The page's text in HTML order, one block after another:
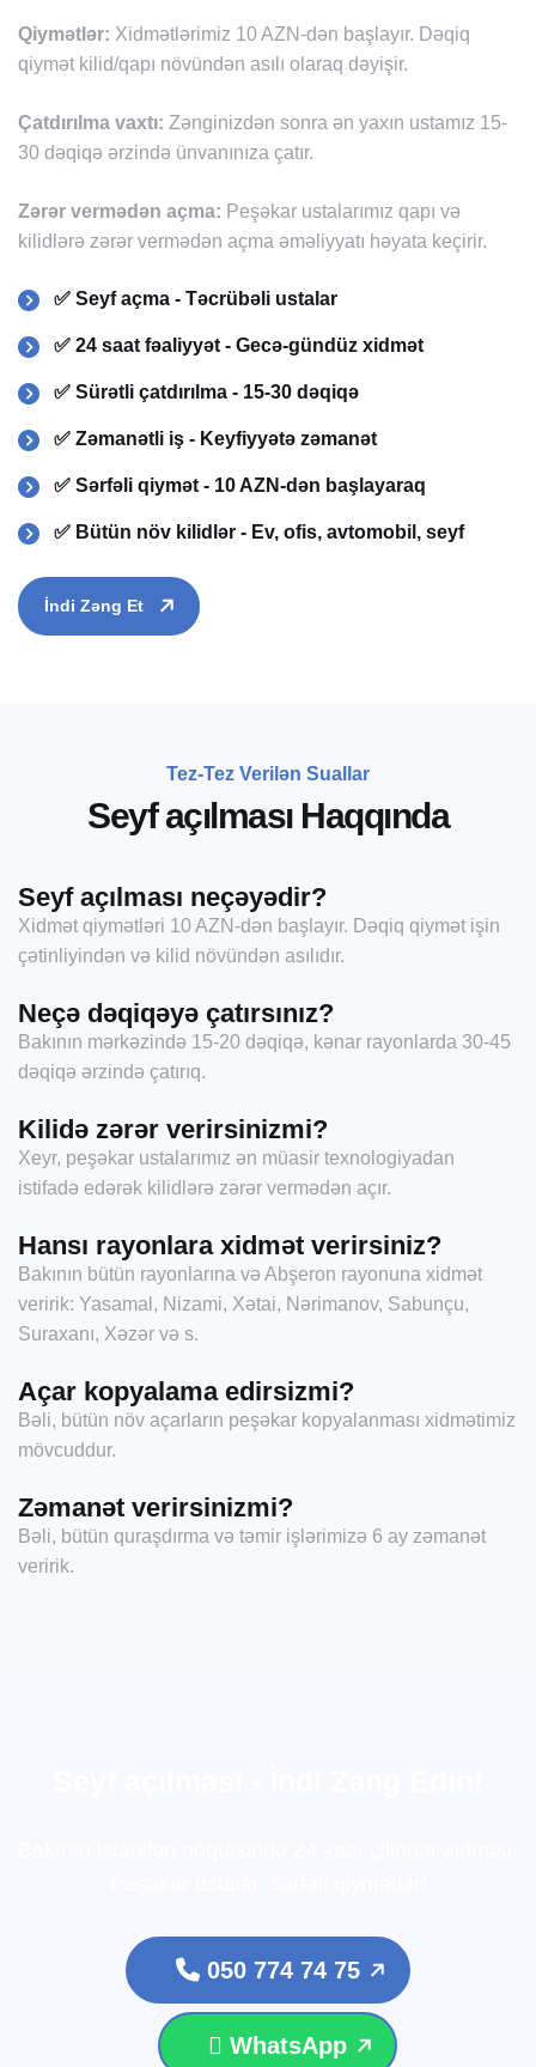
Qiymətlər: Xidmətlərimiz 10 AZN-dən başlayır. Dəqiq
qiymət kilid/qapı növündən asılı olaraq dəyişir.
Çatdırılma vaxtı: Zənginizdən sonra ən yaxın ustamız 15-
30 dəqiqə ərzində ünvanınıza çatır.
Zərər vermədən açma: Peşəkar ustalarımız qapı və
kilidlərə zərər vermədən açma əməliyyatı həyata keçirir.
✅ Seyf açma - Təcrübəli ustalar
✅ 24 saat fəaliyyət - Gecə-gündüz xidmət
✅ Sürətli çatdırılma - 15-30 dəqiqə
✅ Zəmanətli iş - Keyfiyyətə zəmanət
✅ Sərfəli qiymət - 10 AZN-dən başlayaraq
✅ Bütün növ kilidlər - Ev, ofis, avtomobil, seyf
İndi Zəng Et
Tez-Tez Verilən Suallar
Seyf açılması Haqqında
Seyf açılması neçəyədir?
Xidmət qiymətləri 10 AZN-dən başlayır. Dəqiq qiymət işin
çətinliyindən və kilid növündən asılıdır.
Neçə dəqiqəyə çatırsınız?
Bakının mərkəzində 15-20 dəqiqə, kənar rayonlarda 30-45
dəqiqə ərzində çatırıq.
Kilidə zərər verirsinizmi?
Xeyr, peşəkar ustalarımız ən müasir texnologiyadan
istifadə edərək kilidlərə zərər vermədən açır.
Hansı rayonlara xidmət verirsiniz?
Bakının bütün rayonlarına və Abşeron rayonuna xidmət
veririk: Yasamal, Nizami, Xətai, Nərimanov, Sabunçu,
Suraxanı, Xəzər və s.
Açar kopyalama edirsizmi?
Bəli, bütün növ açarların peşəkar kopyalanması xidmətimiz
mövcuddur.
Zəmanət verirsinizmi?
Bəli, bütün quraşdırma və təmir işlərimizə 6 ay zəmanət
veririk.
050 774 74 75
WhatsApp